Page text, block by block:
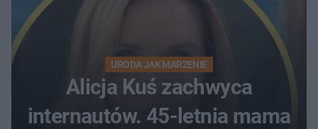
URODA JAK MARZENIE
Alicja Kuś zachwyca
internautów. 45-letnia mama